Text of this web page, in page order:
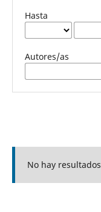
Hasta
Autores/as
No hay resultados